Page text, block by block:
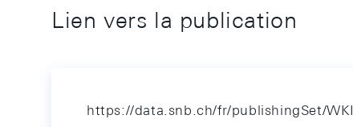
Lien vers la publication
https://data.snb.ch/fr/publishingSet/WKI